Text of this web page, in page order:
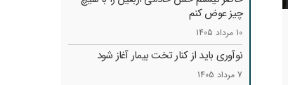
چیز عوض کنم
10 مرداد 1405
نوآوری باید از کنار تخت بیمار آغاز شود
7 مرداد 1405